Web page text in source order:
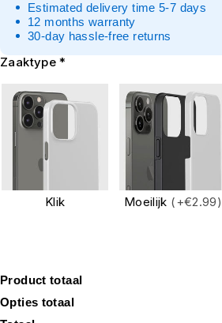
Estimated delivery time 5-7 days
12 months warranty
30-day hassle-free returns
Zaaktype *
Klik Moeilijk (+€2.99)
Product totaal
Opties totaal